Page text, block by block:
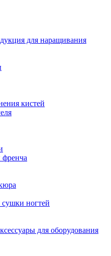
для наращивания
кистей
ногтей
для оборудования